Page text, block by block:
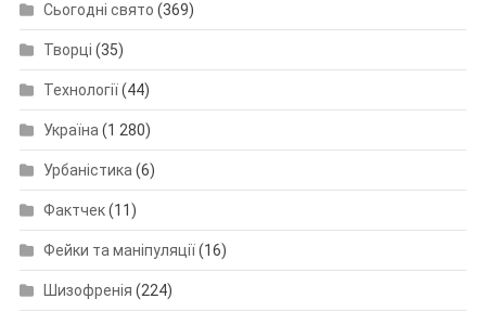
Сьогодні свято (369)
Творці (35)
Технології(44)
Україна(1 280)
Урбаністика(6)
Фактчек(11)
Фейки та маніпуляції(16)
Шизофренія (224)